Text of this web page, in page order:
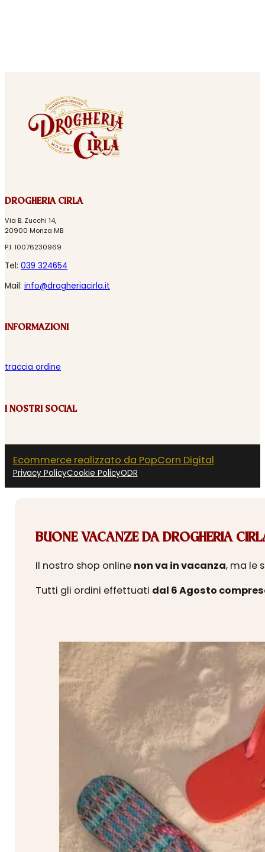
DROGHERIA CIRLA
Via B. Zucchi 14,
20900 Monza MB
P.I. 10076230969
Tel: 039 324654
Mail: info@drogheriacirla.it
INFORMAZIONI
traccia ordine
I NOSTRI SOCIAL
Ecommerce realizzato da PopCorn Digital
Privacy PolicyCookie PolicyODR
BUONE VACANZE DA DROGHERIA
Il nostro shop online non va in vacanza, ma le
Tutti gli ordini effettuati dal 6 Agosto